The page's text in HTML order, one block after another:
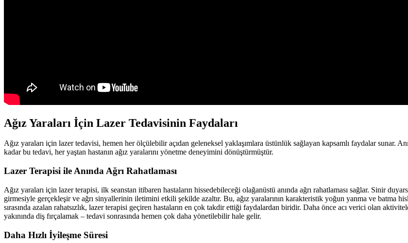
Ağız Yaraları İçin Lazer Tedavisinin Faydaları
Ağız yaraları için lazer tedavisi, hemen her ölçülebilir açıdan geleneksel yaklaşımlara üstünlük sağlayan kapsamlı faydalar sunar.
kadar bu tedavi, her yaştan hastanın ağız yaralarını yönetme deneyimini dönüştürmüştür.
Lazer Terapisi ile Anında Ağrı Rahatlaması
Ağız yaraları için lazer terapisi, ilk seanstan itibaren hastaların hissedebileceği olağanüstü anında ağrı rahatlaması sağlar. Sinir
girmesiyle gerçekleşir ve ağrı sinyallerinin iletimini etkili şekilde azaltır. Bu, ağız yaralarının karakteristik yoğun yanma ve batma
sırasında azalan rahatsızlık, lazer terapisi geçiren hastaların en çok takdir ettiği faydalardan biridir. Daha önce acı verici olan
yakınında diş fırçalamak – tedavi sonrasında hemen çok daha yönetilebilir hale gelir.
Daha Hızlı İyileşme Süresi